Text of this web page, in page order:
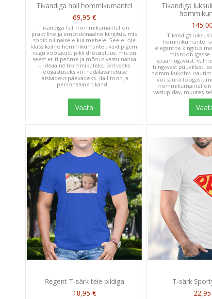
Tikandiga hall hommikumantel
69,95 €
Tikandiga hall hommikumantel on
praktiline ja emotsionaalne kingitus, mis
sobib nii naisele kui mehele. See ei ole
klassikaline hommikumantel, vaid pigem
nagu vöötatud, pikk dressipluus, mis on
seest eriti pehme ja mõnus vastu nahka
– ideaalne hommikuteks, õhtuseks
lõõgastuseks või nädalavahetuse
laiskadeks päevadeks. Hall toon ja
personaalne tikand...
Vaata
Tikandiga
Tikandiga
hommikumantel
elegantne kingitus
mis toob igasse
spaamugavust.
hingavast puuvillast,
hommikukohvi
või sauna
hommikumantel on
vastupidav, muutes
Regent T-särk teie pildiga
18,95 €
T-särk